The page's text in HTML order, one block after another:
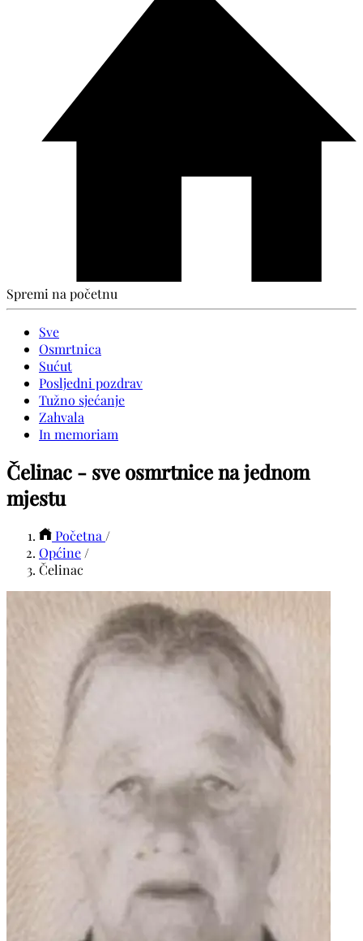
Spremi na početnu
Sve
Osmrtnica
Sućut
Posljedni pozdrav
Tužno sjećanje
Zahvala
In memoriam
Čelinac - sve osmrtnice na jednom
mjestu
Početna /
Općine /
Čelinac